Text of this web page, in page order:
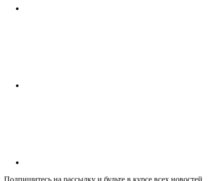
Подпишитесь на рассылку и будьте в курсе всех новостей